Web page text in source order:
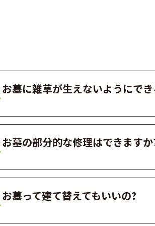
お墓に雑草が生えないようにでき
お墓の部分的な修理はできますか
お墓って建て替えてもいいの?